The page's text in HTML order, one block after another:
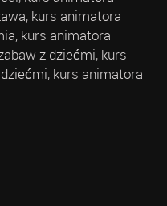
kurs animatora
kurs animatora
z dziećmi, kurs
kurs animatora